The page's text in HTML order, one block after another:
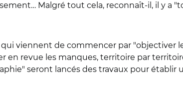
Malgré tout cela, reconnaît-il, il y a
viennent de commencer par "objectiver
en revue les manques, territoire par
seront lancés des travaux pour établir